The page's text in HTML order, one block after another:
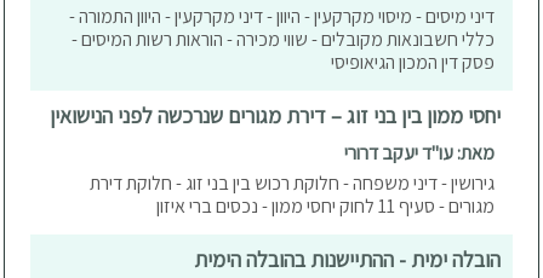
דיני מיסים - מיסוי מקרקעין - היוון - דיני מקרקעין - היוון התמורה -
כללי חשבונאות מקובלים - שווי מכירה - הוראות רשות המיסים -
פסק דין המכון הגיאופיסי
יחסי ממון בין בני זוג – דירת מגורים שנרכשה לפני הנישואין
מאת: עו"ד יעקב דרורי
גירושין - דיני משפחה - חלוקת רכוש בין בני זוג - חלוקת דירת
מגורים - סעיף 11 לחוק יחסי ממון - נכסים ברי איזון
הובלה ימית - ההתיישנות בהובלה הימית